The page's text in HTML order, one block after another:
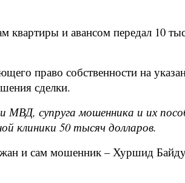
квартиры и авансом передал 10
право собственности на
сделки.
МВД, супруга мошенника и их
клиники 50 тысяч долларов.
и сам мошенник – Хуршид